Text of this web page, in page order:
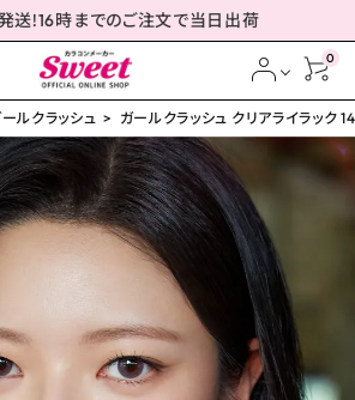
送!16時までのご注文で当日出荷
0
person 会員登録
ルクラッシュ ガールクラッシュ クリアライラック